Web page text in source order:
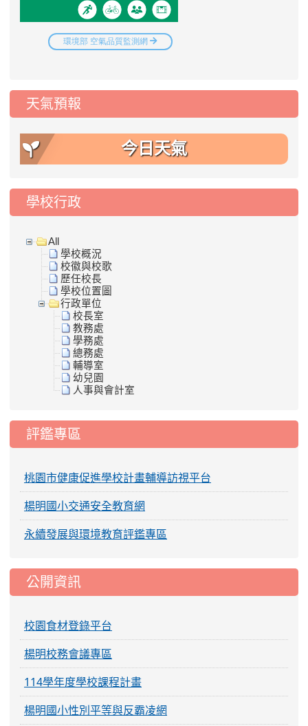
天氣預報
今日天氣
學校行政
All
學校概況
校徽與校歌
歷任校長
學校位置圖
行政單位
校長室
教務處
學務處
總務處
輔導室
幼兒園
人事與會計室
評鑑專區
桃園市健康促進學校計畫輔導訪視平台
楊明國小交通安全教育網
永續發展與環境教育評鑑專區
公開資訊
校園食材登錄平台
楊明校務會議專區
114學年度學校課程計畫
楊明國小性別平等與反霸凌網